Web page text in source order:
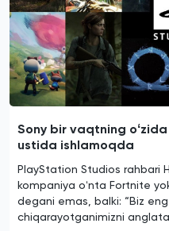
Sony bir vaqtning
ustida ishlamoqda
PlayStation Studios rahbari
kompaniya oʻnta Fortnite
degani emas, balki: “Biz
chiqarayotganimizni